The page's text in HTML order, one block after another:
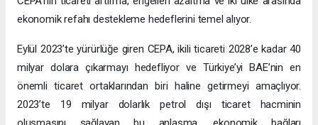
ekonomik refahı destekleme hedeflerini temel alıyor.
Eylül 2023’te yürürlüğe giren CEPA, ikili ticareti 2028’e kadar 40
milyar dolara çıkarmayı hedefliyor ve Türkiye’yi BAE’nin en
önemli ticaret ortaklarından biri haline getirmeyi amaçlıyor.
2023’te 19 milyar dolarlık petrol dışı ticaret hacminin